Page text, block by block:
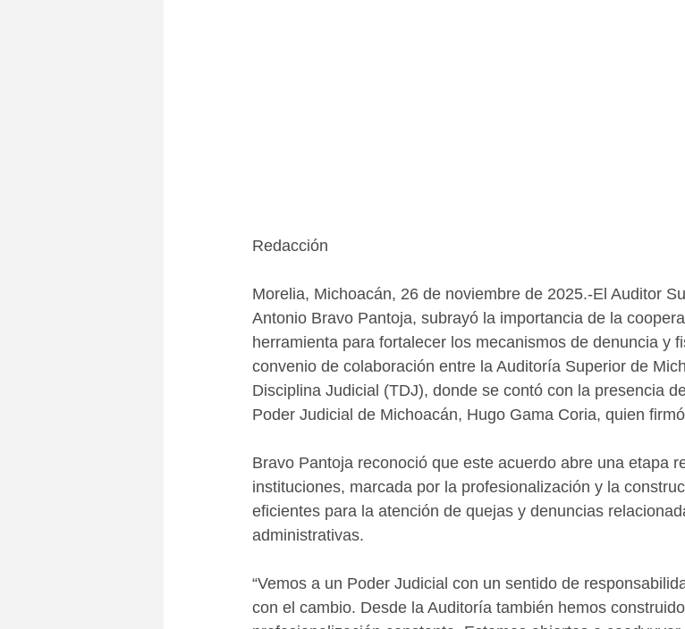
Redacción
Morelia, Michoacán, 26 de noviembre de 2025.-El Auditor
Antonio Bravo Pantoja, subrayó la importancia de la
herramienta para fortalecer los mecanismos de denuncia y
convenio de colaboración entre la Auditoría Superior de
Disciplina Judicial (TDJ), donde se contó con la presencia
Poder Judicial de Michoacán, Hugo Gama Coria, quien
Bravo Pantoja reconoció que este acuerdo abre una etapa
instituciones, marcada por la profesionalización y la
eficientes para la atención de quejas y denuncias
administrativas.
“Vemos a un Poder Judicial con un sentido de
con el cambio. Desde la Auditoría también hemos